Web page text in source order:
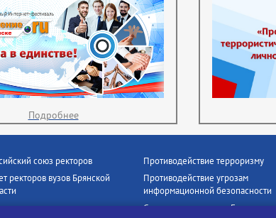
Подробнее
союз ректоров
ректоров вузов Брянской
Противодействие терроризму
Противодействие угрозам
информационной безопасности
Социальные ролики - Генеральная